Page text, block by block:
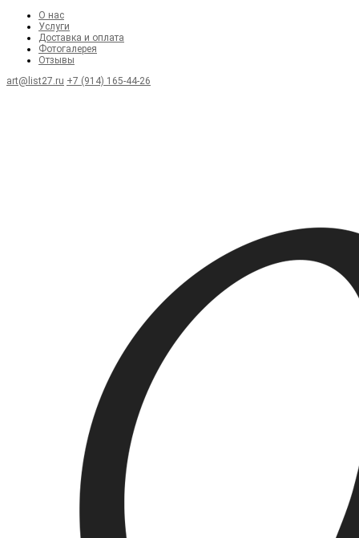
О нас
Услуги
Доставка и оплата
Фотогалерея
Отзывы
art@list27.ru +7 (914) 165-44-26